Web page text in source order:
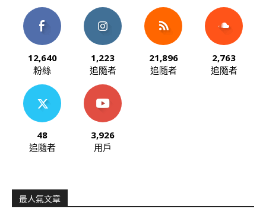
12,640
粉絲
1,223
追隨者
21,896
追隨者
2,763
追隨者
48
追隨者
3,926
用戶
最人氣文章